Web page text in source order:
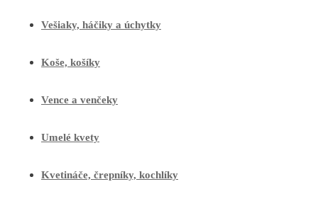
Vešiaky, háčiky a úchytky
Koše, košíky
Vence a venčeky
Umelé kvety
Kvetináče, črepníky, kochlíky